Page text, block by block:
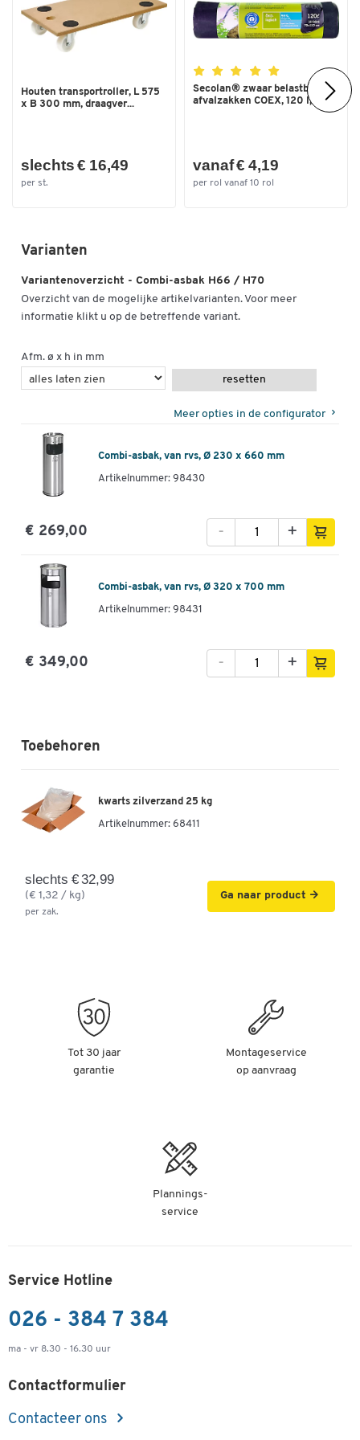
Houten transportroller, L 575
x B 300 mm, draagver...
slechts € 16,49
per st.
Secolan® zwaar belastbare
afvalzakken COEX, 120 l,...
vanaf € 4,19
per rol vanaf 10 rol
Varianten
Variantenoverzicht - Combi-asbak H66 / H70
Overzicht van de mogelijke artikelvarianten. Voor meer
informatie klikt u op de betreffende variant.
Afm. ø x h in mm
resetten
Meer opties in de configurator
Combi-asbak, van rvs, Ø 230 x 660 mm
Artikelnummer: 98430
€ 269,00 +
-
Combi-asbak, van rvs, Ø 320 x 700 mm
Artikelnummer: 98431
€ 349,00 +
-
Toebehoren
kwarts zilverzand 25 kg
Artikelnummer: 68411
slechts € 32,99
(€ 1,32 / kg)
per zak.
Ga naar product
Tot 30 jaar
garantie
Montageservice
op aanvraag
Plannings-
service
Service Hotline
026 - 384 7 384
ma - vr 8.30 - 16.30 uur
Contactformulier
Contacteer ons